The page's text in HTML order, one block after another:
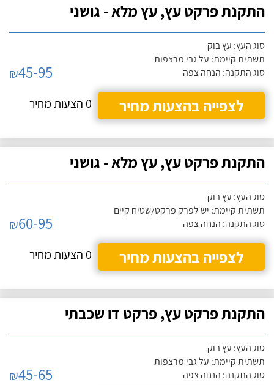
התקנת פרקט עץ, עץ מלא - גושני
סוג העץ: עץ בוק
תשתית קיימת: על גבי מרצפות
סוג התקנה: הנחה צפה
₪45-95
לצפייה בהצעות מחיר
0 הצעות מחיר
התקנת פרקט עץ, עץ מלא - גושני
סוג העץ: עץ בוק
תשתית קיימת: יש לפרק פרקט/שטיח קיים
סוג התקנה: הנחה צפה
₪60-95
לצפייה בהצעות מחיר
0 הצעות מחיר
התקנת פרקט עץ, פרקט דו שכבתי
סוג העץ: עץ בוק
תשתית קיימת: על גבי מרצפות
סוג התקנה: הנחה צפה
₪45-65